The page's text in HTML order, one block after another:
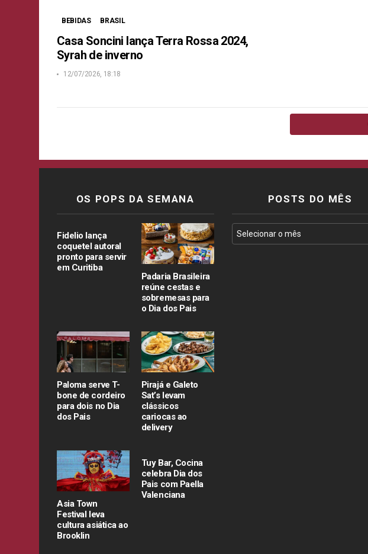
BEBIDAS BRASIL
Casa Soncini lança Terra Rossa 2024,
Syrah de inverno
12/07/2026, 18:18
OS POPS DA SEMANA
Fidelio lança
coquetel autoral
pronto para servir
em Curitiba
Padaria Brasileira
reúne cestas e
sobremesas para
o Dia dos Pais
Paloma serve T-
bone de cordeiro
para dois no Dia
dos Pais
Pirajá e Galeto
Sat’s levam
clássicos
cariocas ao
delivery
Asia Town
Festival leva
cultura asiática ao
Brooklin
Tuy Bar, Cocina
celebra Dia dos
Pais com Paella
Valenciana
POSTS DO MÊS